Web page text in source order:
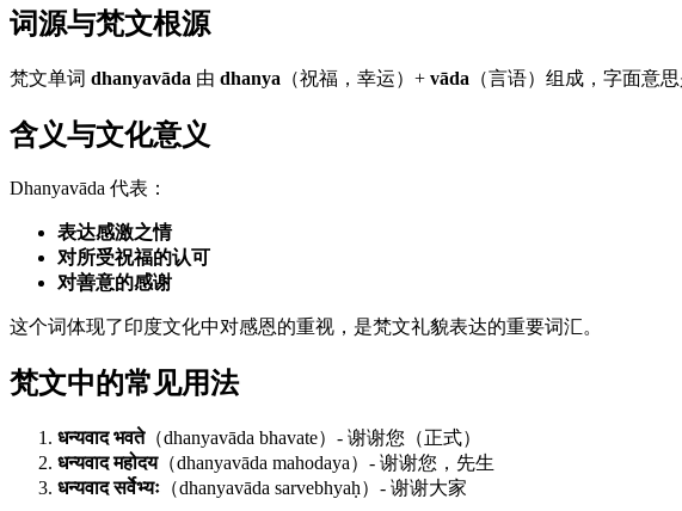
词源与梵文根源
梵文单词 dhanyavāda 由 dhanya （祝福，幸运）+ vāda （言语）组成，字面意
含义与文化意义
Dhanyavāda 代表：
表达感激之情
对所受祝福的认可
对善意的感谢
这个词体现了印度文化中对感恩的重视，是梵文礼貌表达的重要词汇。
梵文中的常见用法
धन्यवाद भवते（dhanyavāda bhavate）- 谢谢您（正式）
धन्यवाद महोदय（dhanyavāda mahodaya）- 谢谢您，先生
धन्यवाद सर्वेभ्यः （dhanyavāda sarvebhyaḥ）- 谢谢大家